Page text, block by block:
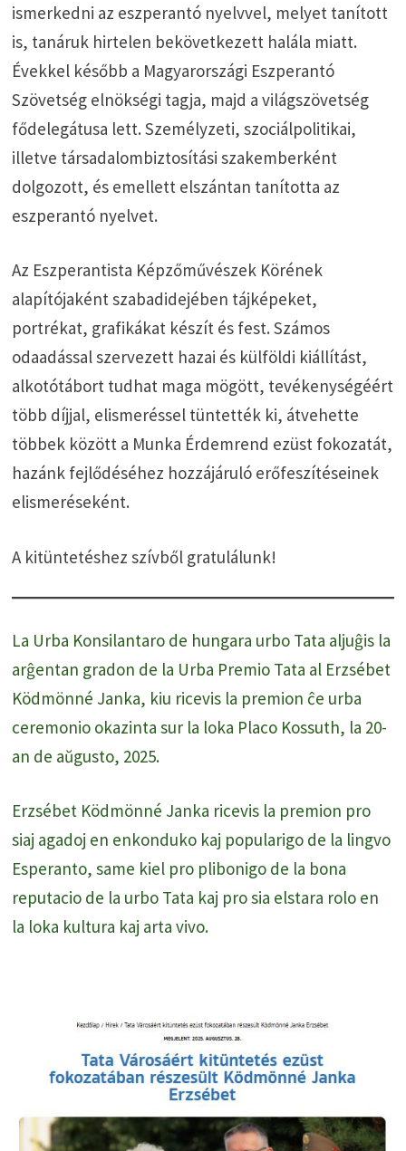
ismerkedni az eszperantó nyelvvel, melyet tanított
is, tanáruk hirtelen bekövetkezett halála miatt.
Évekkel később a Magyarországi Eszperantó
Szövetség elnökségi tagja, majd a világszövetség
fődelegátusa lett. Személyzeti, szociálpolitikai,
illetve társadalombiztosítási szakemberként
dolgozott, és emellett elszántan tanította az
eszperantó nyelvet.
Az Eszperantista Képzőművészek Körének
alapítójaként szabadidejében tájképeket,
portrékat, grafikákat készít és fest. Számos
odaadással szervezett hazai és külföldi kiállítást,
alkotótábort tudhat maga mögött, tevékenységéért
több díjjal, elismeréssel tüntették ki, átvehette
többek között a Munka Érdemrend ezüst fokozatát,
hazánk fejlődéséhez hozzájáruló erőfeszítéseinek
elismeréseként.
A kitüntetéshez szívből gratulálunk!
La Urba Konsilantaro de hungara urbo Tata aljuĝis la
arĝentan gradon de la Urba Premio Tata al Erzsébet
Ködmönné Janka, kiu ricevis la premion ĉe urba
ceremonio okazinta sur la loka Placo Kossuth, la 20-
an de aŭgusto, 2025.
Erzsébet Ködmönné Janka ricevis la premion pro
siaj agadoj en enkonduko kaj popularigo de la lingvo
Esperanto, same kiel pro plibonigo de la bona
reputacio de la urbo Tata kaj pro sia elstara rolo en
la loka kultura kaj arta vivo.